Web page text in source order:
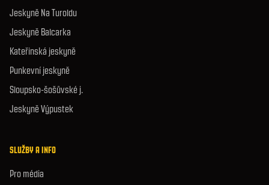
Jeskyně Na Turoldu
Jeskyně Balcarka
Kateřinská jeskyně
Punkevní jeskyně
Sloupsko-šošůvské j.
Jeskyně Výpustek
SLUŽBY A INFO
Pro média